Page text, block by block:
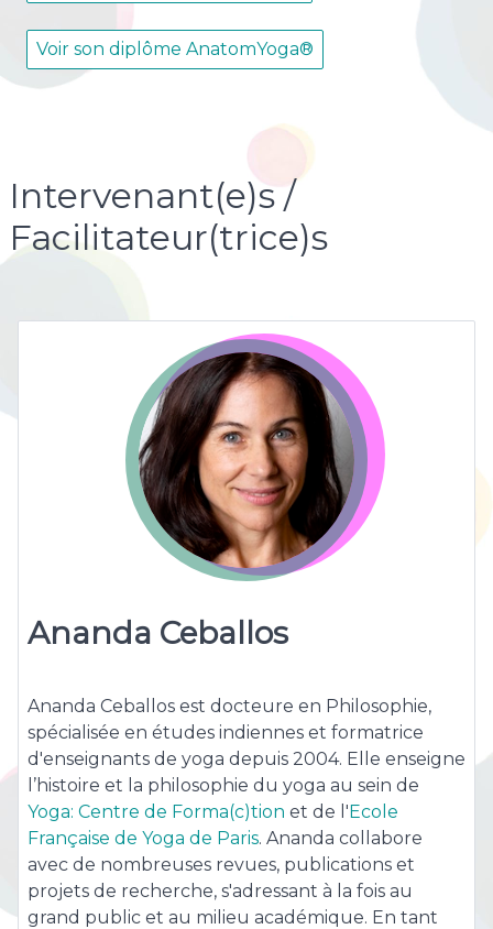
Voir son diplôme AnatomYoga®
Intervenant(e)s /
Facilitateur(trice)s
Ananda Ceballos
Ananda Ceballos est docteure en Philosophie,
spécialisée en études indiennes et formatrice
d'enseignants de yoga depuis 2004. Elle enseigne
l’histoire et la philosophie du yoga au sein de
Yoga: Centre de Forma(c)tion et de l'Ecole
Française de Yoga de Paris. Ananda collabore
avec de nombreuses revues, publications et
projets de recherche, s'adressant à la fois au
grand public et au milieu académique. En tant